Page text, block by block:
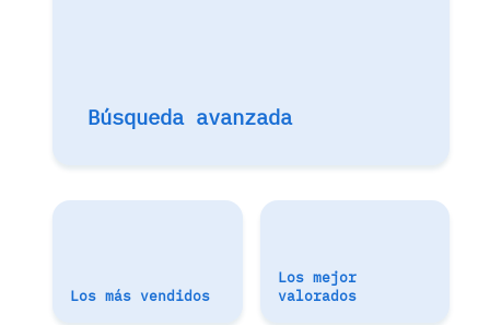
Búsqueda avanzada
Los más vendidos
Los mejor
valorados